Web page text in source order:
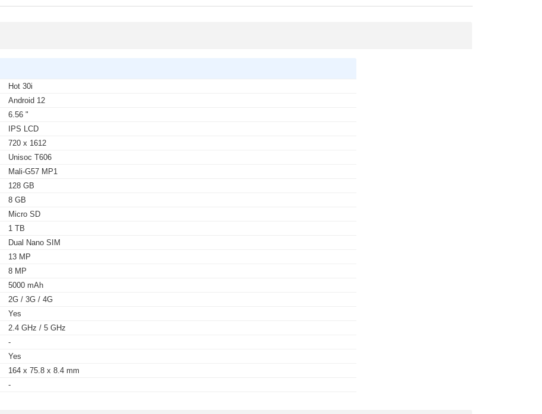
Hot 30i
Android 12
6.56 "
IPS LCD
720 x 1612
Unisoc T606
Mali-G57 MP1
128 GB
8 GB
Micro SD
1 TB
Dual Nano SIM
13 MP
8 MP
5000 mAh
2G / 3G / 4G
Yes
2.4 GHz / 5 GHz
-
Yes
164 x 75.8 x 8.4 mm
-